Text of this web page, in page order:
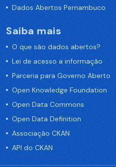
Dados Abertos Pernambuco
Saiba mais
O que são dados abertos?
Lei de acesso a informação
Parceria para Governo Aberto
Open Knowledge Foundation
Open Data Commons
Open Data Definition
Associação CKAN
API do CKAN